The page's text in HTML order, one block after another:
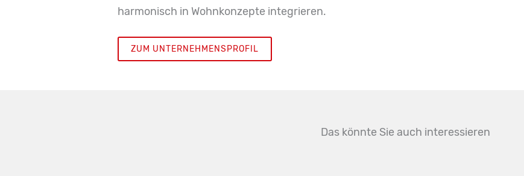
harmonisch in Wohnkonzepte integrieren.
ZUM UNTERNEHMENSPROFIL
Das könnte Sie auch interessieren